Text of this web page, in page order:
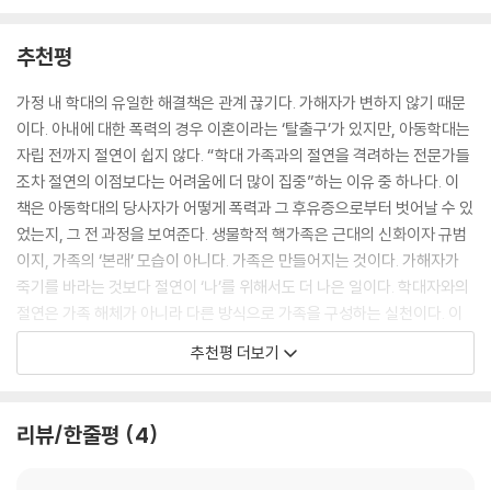
--- p.76
"당신이 상대방에게 얻는 게 아무것도 없다면 그 관계를 계속 유지할지 생
각해봐야 해요. 아무것도 얻을 게 없는 관계를 지속하는 사람은 없어요." 결
별을 향한 내 여정은 그날 그녀가 던진 질문에서 시작되었다. 이는 절연이
자신을 위한 최선의 선택인지 알아볼 때 누구에게나 믿을 만한 출발점이
다. 모든 관계의 핵심은 상호성이어야 한다. 즉 양쪽 모두 서로 필요하거나
원하는 것을 줄 수 있어야 한다. 이 기준은 단순하게 들리겠지만, 내가 그랬
듯 다른 기준을 잘못 적용하면 놓치기 쉽다. 기본적으로 나는 동생 제리에
대한 사랑, 부담을 공평하게 나눠야 한다는 생각, 부모를 버리는 것에 대한
뿌리 깊은 금기 때문에 어머니와의 연락을 유지하고 있었다. 하지만 아무
리 칭찬할 만한 일이라고 해도 그러한 동기는 잘못된 것이다. 왜냐하면 모
든 인간관계는 서로에게 직접적으로 이득이 되어야 하기 때문이다.
나를 어머니의 궤도에 붙잡아두는 것은 일견 거래 같기도 한 의무감이었
지 않는다. 정신의학계 역시 학대 예방을 위한 연구도, 학대가 아동 개인에
게 미치는 위험을 예측하는 분석 도구도 제대로 마련하지 못한 실정이다.
에이먼 돌런이 어린 시절 학대의 영향으로 가장 주목하는 것은 ‘복합 PTS
D’다. 뇌의 해마와 전전두엽 구조를 변형시키는 복합 PTSD는 우리에게
상대적으로 잘 알려진 PTSD와 다르게 정체성을 무너뜨리고 타인과의 관
계를 변화시킨다.
트라우마 연구의 대가로 꼽히는 주디스 허먼과 베셀 판데르콜크 모두 복합
PTSD를 유년기 학대로 인한 가장 흔한 질환으로 지목했고, 공신력 있는
정신질환 개요서인 DSM에 그 내용을 포함시키려 애썼지만 실패했다. 판
데르콜크는 이러한 배제가 정확한 진단을 막고, 적절한 치료법 개발을 지
연시켜왔다고 탄식했다. 한국의 정신의학계 역시 DSM의 기준을 사실상
표준으로 삼아 따르고 있다.
생존자들은 문화적으로도 지지를 받지 못했다. 책과 유튜브, 소셜미디어를
추천평
가정 내 학대의 유일한 해결책은 관계 끊기다. 가해자가 변하지 않기 때문
이다. 아내에 대한 폭력의 경우 이혼이라는 ‘탈출구’가 있지만, 아동학대는
자립 전까지 절연이 쉽지 않다. “학대 가족과의 절연을 격려하는 전문가들
조차 절연의 이점보다는 어려움에 더 많이 집중”하는 이유 중 하나다. 이
책은 아동학대의 당사자가 어떻게 폭력과 그 후유증으로부터 벗어날 수 있
었는지, 그 전 과정을 보여준다. 생물학적 핵가족은 근대의 신화이자 규범
이지, 가족의 ‘본래’ 모습이 아니다. 가족은 만들어지는 것이다. 가해자가
죽기를 바라는 것보다 절연이 ‘나’를 위해서도 더 나은 일이다. 학대자와의
절연은 가족 해체가 아니라 다른 방식으로 가족을 구성하는 실천이다. 이
책은 가족제도의 폭력 구조를 절실하게 분석함으로써 가족관계로 고통받
는 이들에게, 용서와 평화의 의미를 오해하고 있는 이들에게 용기를 준다.
- 정희진 (여성학자, 『아주 친밀한 폭력』 저자)
추천평 더보기
리뷰/한줄평 4